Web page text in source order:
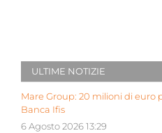
ULTIME NOTIZIE
Mare Group: 20 milioni di euro
Banca Ifis
6 Agosto 2026 13:29